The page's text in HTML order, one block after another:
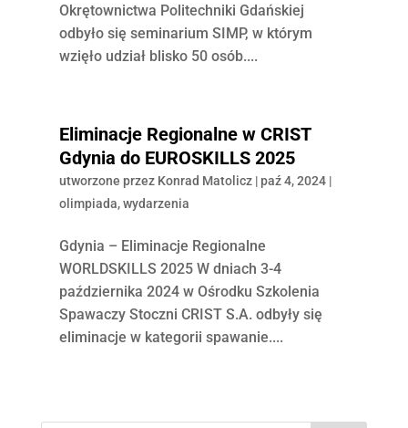
Okrętownictwa Politechniki Gdańskiej
odbyło się seminarium SIMP, w którym
wzięło udział blisko 50 osób....
Eliminacje Regionalne w CRIST
Gdynia do EUROSKILLS 2025
utworzone przez Konrad Matolicz| paź 4, 2024|
olimpiada,wydarzenia
Gdynia – Eliminacje Regionalne
WORLDSKILLS 2025 W dniach 3-4
października 2024 w Ośrodku Szkolenia
Spawaczy Stoczni CRIST S.A. odbyły się
eliminacje w kategorii spawanie....